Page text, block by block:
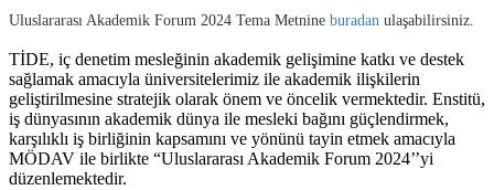
Uluslararası Akademik Forum 2024 Tema Metnine buradan ulaşabilirsiniz.
TİDE, iç denetim mesleğinin akademik gelişimine katkı ve destek
sağlamak amacıyla üniversitelerimiz ile akademik ilişkilerin
geliştirilmesine stratejik olarak önem ve öncelik vermektedir. Enstitü,
iş dünyasının akademik dünya ile mesleki bağını güçlendirmek,
karşılıklı iş birliğinin kapsamını ve yönünü tayin etmek amacıyla
MÖDAV ile birlikte “Uluslararası Akademik Forum 2024’’yi
düzenlemektedir.